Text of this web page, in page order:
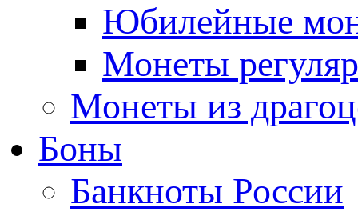
Юбилейные
Монеты
Монеты из
Боны
Банкноты России